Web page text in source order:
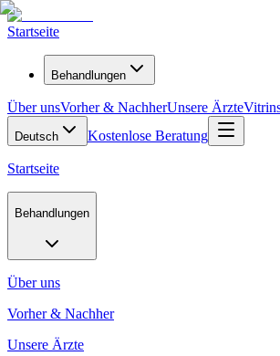
Startseite
Behandlungen
Über unsVorher & NachherUnsere Ärzte
Deutsch Kostenlose Beratung
Startseite
Behandlungen
Über uns
Vorher & Nachher
Unsere Ärzte